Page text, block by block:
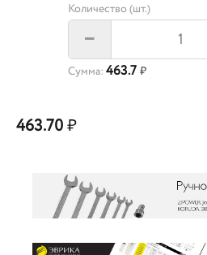
Количество (шт.)
–
Сумма: 463.7 ₽
463.70₽